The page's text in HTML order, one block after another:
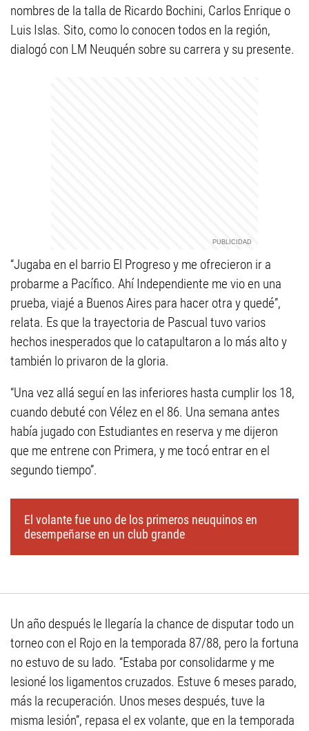
nombres de la talla de Ricardo Bochini, Carlos Enrique o
Luis Islas. Sito, como lo conocen todos en la región,
dialogó con LM Neuquén sobre su carrera y su presente.
“Jugaba en el barrio El Progreso y me ofrecieron ir a
probarme a Pacífico. Ahí Independiente me vio en una
prueba, viajé a Buenos Aires para hacer otra y quedé”,
relata. Es que la trayectoria de Pascual tuvo varios
hechos inesperados que lo catapultaron a lo más alto y
también lo privaron de la gloria.
“Una vez allá seguí en las inferiores hasta cumplir los 18,
cuando debuté con Vélez en el 86. Una semana antes
había jugado con Estudiantes en reserva y me dijeron
que me entrene con Primera, y me tocó entrar en el
segundo tiempo”.
El volante fue uno de los primeros neuquinos en
desempeñarse en un club grande
Un año después le llegaría la chance de disputar todo un
torneo con el Rojo en la temporada 87/88, pero la fortuna
no estuvo de su lado. “Estaba por consolidarme y me
lesioné los ligamentos cruzados. Estuve 6 meses parado,
más la recuperación. Unos meses después, tuve la
misma lesión”, repasa el ex volante, que en la temporada